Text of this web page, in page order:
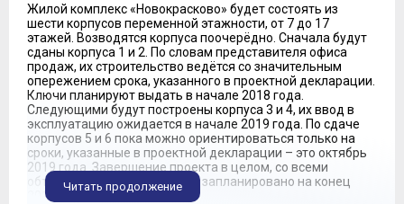
Жилой комплекс «Новокрасково» будет состоять из
шести корпусов переменной этажности, от 7 до 17
этажей. Возводятся корпуса поочерёдно. Сначала будут
сданы корпуса 1 и 2. По словам представителя офиса
продаж, их строительство ведётся со значительным
опережением срока, указанного в проектной декларации.
Ключи планируют выдать в начале 2018 года.
Следующими будут построены корпуса 3 и 4, их ввод в
эксплуатацию ожидается в начале 2019 года. По сдаче
корпусов 5 и 6 пока можно ориентироваться только на
сроки, указанные в проектной декларации – это октябрь
2019 года. Завершение проекта в целом, со всеми
объектами инфраструктуры, запланировано на конец
2019 года.
Читать продолжение